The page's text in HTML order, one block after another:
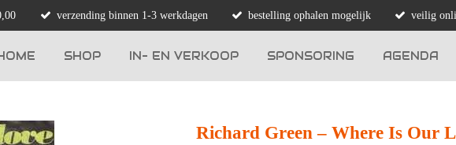
verzending binnen 1-3 werkdagen bestelling ophalen mogelijk veilig
SHOP IN- EN VERKOOP SPONSORING AGENDA
Richard Green ‎– Where Is Our